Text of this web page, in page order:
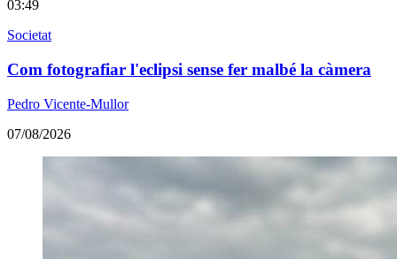
03:49
Societat
Com fotografiar l'eclipsi sense fer malbé la càmera
Pedro Vicente-Mullor
07/08/2026